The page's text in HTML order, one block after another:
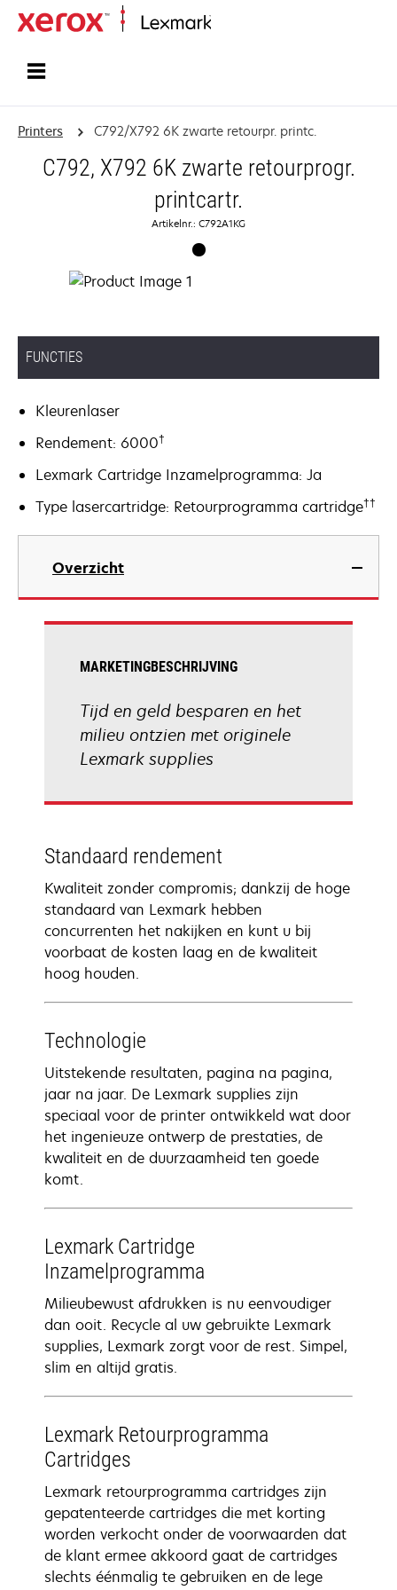
Printers C792/X792 6K zwarte retourpr. printc.
C792, X792 6K zwarte retourprogr.
printcartr.
Artikelnr.: C792A1KG
FUNCTIES
Kleurenlaser
Rendement: 6000†
Lexmark Cartridge Inzamelprogramma: Ja
Type lasercartridge: Retourprogramma cartridge††
Overzicht
MARKETINGBESCHRIJVING
Tijd en geld besparen en het
milieu ontzien met originele
Lexmark supplies
Standaard rendement
Kwaliteit zonder compromis; dankzij de hoge
standaard van Lexmark hebben
concurrenten het nakijken en kunt u bij
voorbaat de kosten laag en de kwaliteit
hoog houden.
Technologie
Uitstekende resultaten, pagina na pagina,
jaar na jaar. De Lexmark supplies zijn
speciaal voor de printer ontwikkeld wat door
het ingenieuze ontwerp de prestaties, de
kwaliteit en de duurzaamheid ten goede
komt.
Lexmark Cartridge
Inzamelprogramma
Milieubewust afdrukken is nu eenvoudiger
dan ooit. Recycle al uw gebruikte Lexmark
supplies, Lexmark zorgt voor de rest. Simpel,
slim en altijd gratis.
Lexmark Retourprogramma
Cartridges
Lexmark retourprogramma cartridges zijn
gepatenteerde cartridges die met korting
worden verkocht onder de voorwaarden dat
de klant ermee akkoord gaat de cartridges
slechts éénmalig te gebruiken en de lege